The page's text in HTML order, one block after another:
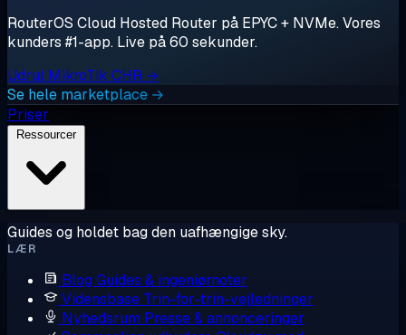
RouterOS Cloud Hosted Router på EPYC + NVMe. Vores
kunders #1-app. Live på 60 sekunder.
Udrul MikroTik CHR →
Se hele marketplace →
Priser
Ressourcer
Guides og holdet bag den uafhængige sky.
LÆR
Blog Guides & ingeniørnoter
Vidensbase Trin-for-trin-vejledninger
Nyhedsrum Presse & annonceringer